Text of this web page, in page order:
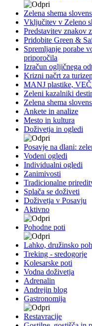
Zelena shema
Vključitev v Zeleno
Predstavitev znakov
Pridobite Green &
Spremljanje porabe
priporočila
Izračun ogljičnega
Krizni načrt za
MANJ plastike, VEČ
Zeleni kazalniki
Zelena shema
Ankete in analize
Mesto in kultura
Doživetja in ogledi
Posavje na dlani:
Vodeni ogledi
Individualni ogledi
Zanimivosti
Tradicionalne
Splača se doživeti
Doživetja v Posavju
Aktivno
Pohodne poti
Lahko, družinsko
Treking - sredogorje
Kolesarske poti
Vodna doživetja
Adrenalin
Andrejin blog
Gastronomija
Restavracije